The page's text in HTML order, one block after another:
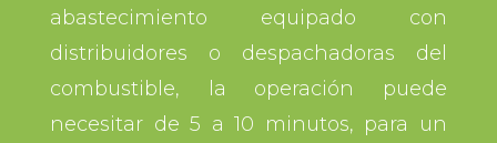
abastecimiento equipado con
distribuidores o despachadoras del
combustible, la operación puede
necesitar de 5 a 10 minutos, para un